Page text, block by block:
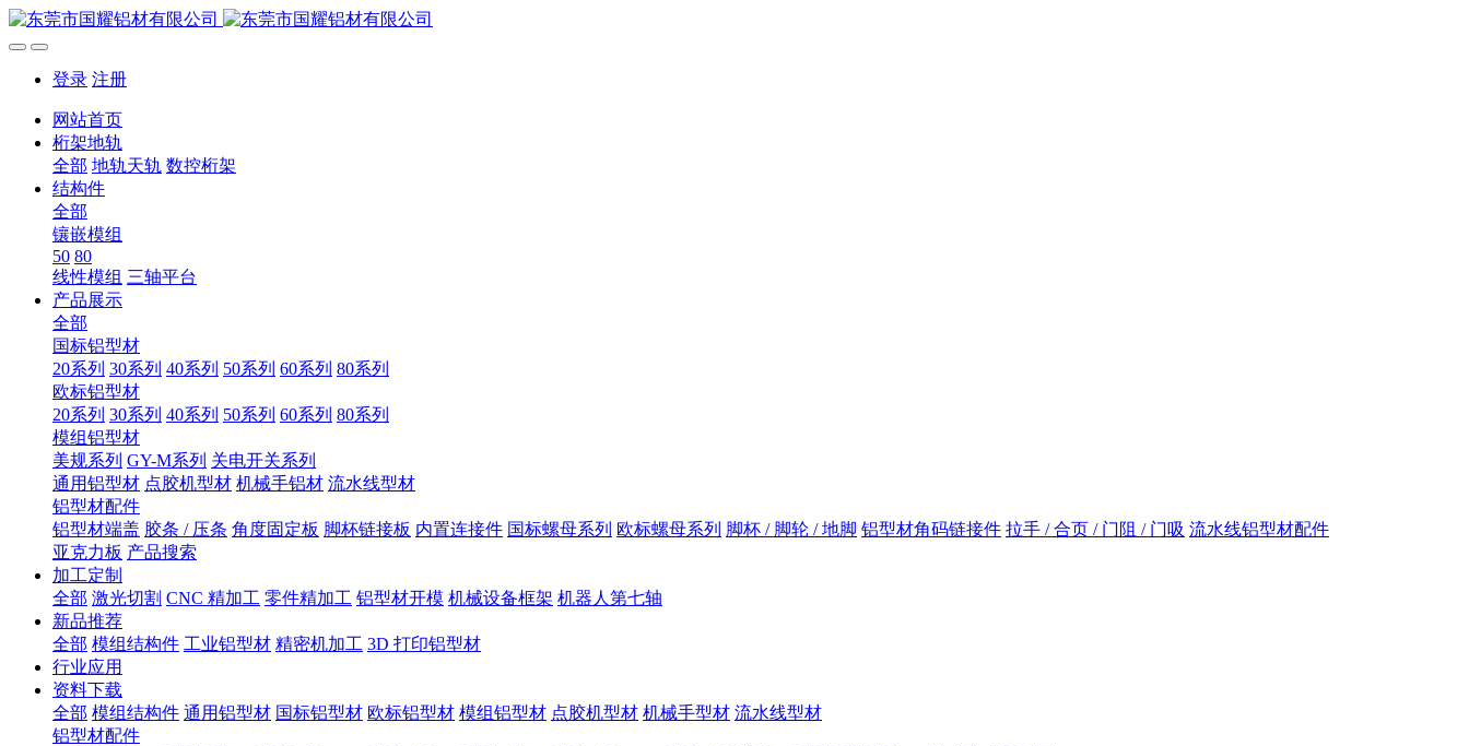
登录 注册
网站首页
桁架地轨
全部 地轨天轨 数控桁架
结构件
全部
镶嵌模组
50 80
线性模组 三轴平台
产品展示
全部
国标铝型材
20系列 30系列 40系列 50系列 60系列 80系列
欧标铝型材
20系列 30系列 40系列 50系列 60系列 80系列
模组铝型材
美规系列 GY-M系列 关电开关系列
通用铝型材 点胶机型材 机械手铝材 流水线型材
铝型材配件
铝型材端盖 胶条 / 压条 角度固定板 脚杯链接板 内置连接件 国标螺母系列 欧标螺母系列 脚杯 / 脚轮 / 地脚 铝型材角码链接件 拉手 / 合页 / 门阻 / 门吸 流水线铝型材配件
亚克力板 产品搜索
加工定制
全部 激光切割 CNC 精加工 零件精加工 铝型材开模 机械设备框架 机器人第七轴
新品推荐
全部 模组结构件 工业铝型材 精密机加工 3D 打印铝型材
行业应用
资料下载
全部 模组结构件 通用铝型材 国标铝型材 欧标铝型材 模组铝型材 点胶机型材 机械手型材 流水线型材
铝型材配件